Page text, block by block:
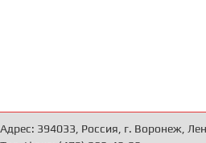
Адрес: 394033, Россия, г. Воронеж,